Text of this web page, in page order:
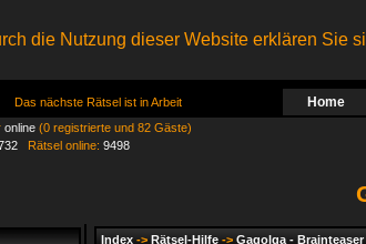
die Nutzung dieser Website erklären Sie
Das nächste Rätsel ist in Arbeit Home
online (0 registrierte und 82 Gäste)
Rätsel online: 9498
Index -> Rätsel-Hilfe -> Gagolga - Brainteaser